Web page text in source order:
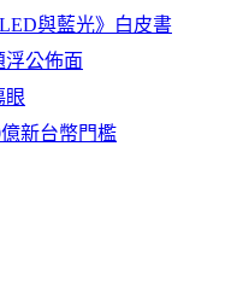
與藍光》白皮書
浮公佈面
眼
新台幣門檻